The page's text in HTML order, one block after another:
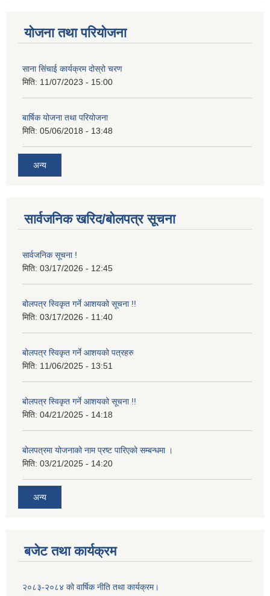
योजना तथा परियोजना
साना सिंचाई कार्यक्रम दोस्रो चरण
मिति: 11/07/2023 - 15:00
बार्षिक योजना तथा परियोजना
मिति: 05/06/2018 - 13:48
अन्य
सार्वजनिक खरिद/बोलपत्र सूचना
सार्वजनिक सूचना !
मिति: 03/17/2026 - 12:45
बोलपत्र स्विकृत गर्ने आशयको सूचना !!
मिति: 03/17/2026 - 11:40
बोलपत्र स्विकृत गर्ने आशयको पत्रहरु
मिति: 11/06/2025 - 13:51
बोलपत्र स्विकृत गर्ने आशयको सूचना !!
मिति: 04/21/2025 - 14:18
बोलपत्रमा योजनाको नाम प्रष्ट पारिएको सम्बन्धमा ।
मिति: 03/21/2025 - 14:20
अन्य
बजेट तथा कार्यक्रम
२०८३-२०८४ को वार्षिक नीति तथा कार्यक्रम।